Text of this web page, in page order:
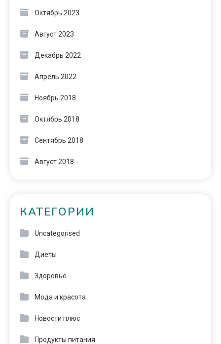
Октябрь 2023
Август 2023
Декабрь 2022
Апрель 2022
Ноябрь 2018
Октябрь 2018
Сентябрь 2018
Август 2018
КАТЕГОРИИ
Uncategorised
Диеты
Здоровье
Мода и красота
Новости плюс
Продукты питания